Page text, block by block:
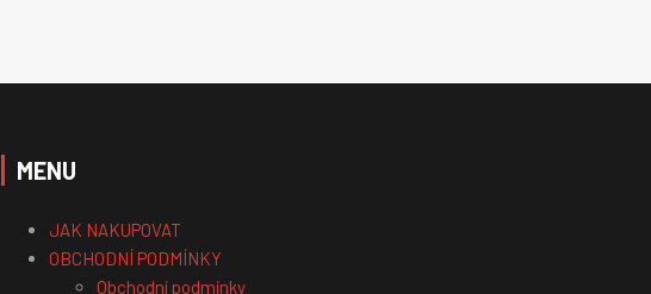
MENU
JAK NAKUPOVAT
OBCHODNÍ PODMÍNKY
Obchodní podmínky